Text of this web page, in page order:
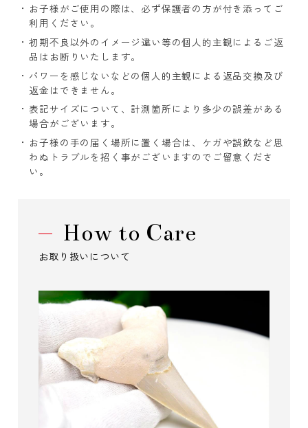
お子様がご使用の際は、必ず保護者の方が付き添ってご
利用ください。
初期不良以外のイメージ違い等の個人的主観によるご返
品はお断りいたします。
パワーを感じないなどの個人的主観による返品交換及び
返金はできません。
表記サイズについて、計測箇所により多少の誤差がある
場合がございます。
お子様の手の届く場所に置く場合は、ケガや誤飲など思
わぬトラブルを招く事がございますのでご留意くださ
い。
How to Care
お取り扱いについて